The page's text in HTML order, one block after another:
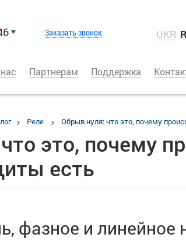
Заказать звонок UKR
Партнерам Поддержка
Реле Обрыв нуля: что это, почему
это, почему
есть
фазное и линейное